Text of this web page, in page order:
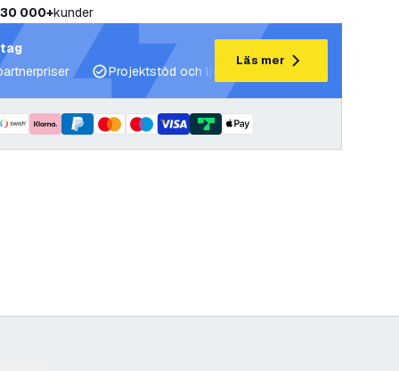
30 000+kunder
Projektstöd och ljusplaner
Läs mer